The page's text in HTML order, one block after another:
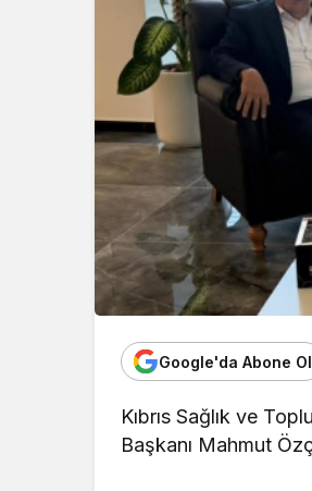
Google'da Abone Ol
Kıbrıs Sağlık ve
Başkanı Mahmut